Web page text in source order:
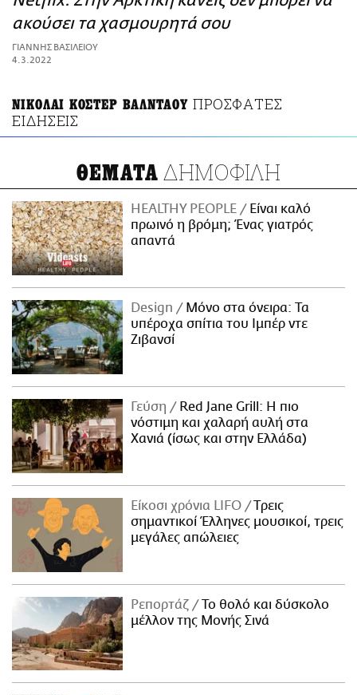
ΑΜΠΑ
PRINT
ακούσει τα χασμουρητά σου
ΓΙΑΝΝΗΣ ΒΑΣΙΛΕΙΟΥ
4.3.2022
ΝΙΚΟΛΑΙ ΚΟΣΤΕΡ ΒΑΛΝΤΑΟΥ ΠΡΟΣΦΑΤΕΣ
ΕΙΔΗΣΕΙΣ
ΘΕΜΑΤΑ ΔΗΜΟΦΙΛΗ
HEALTHY PEOPLE
Είναι καλό
πρωινό η βρόμη; Ένας γιατρός
απαντά
Design
Μόνο στα όνειρα: Τα
υπέροχα σπίτια του Ιμπέρ ντε
Ζιβανσί
Γεύση
Red Jane Grill: Η πιο
νόστιμη και χαλαρή αυλή στα
Χανιά (ίσως και στην Ελλάδα)
Είκοσι χρόνια LIFO
Tρεις
σημαντικοί Έλληνες μουσικοί, τρεις
μεγάλες απώλειες
Ρεπορτάζ
Το θολό και δύσκολο
μέλλον της Μονής Σινά